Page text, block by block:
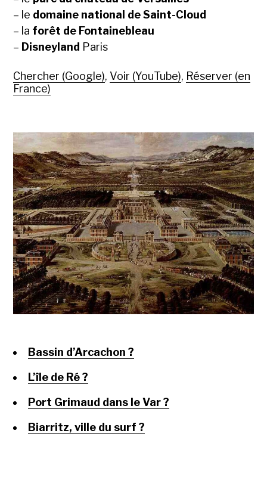
– le domaine national de Saint-Cloud
– la forêt de Fontainebleau
– Disneyland Paris
Chercher (Google), Voir (YouTube), Réserver (en
France)
Bassin d’Arcachon ?
L’île de Ré ?
Port Grimaud dans le Var ?
Biarritz, ville du surf ?